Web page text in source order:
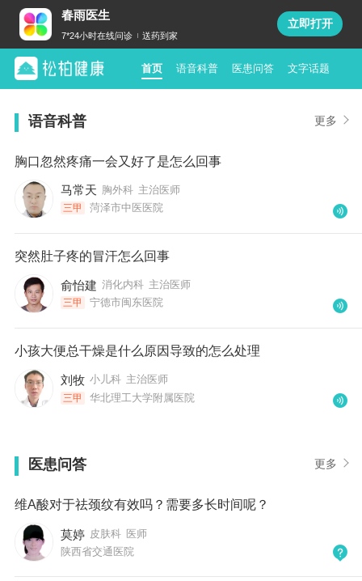
春雨医生
7*24小时在线问诊 送药到家
立即打开
首页 语音科普 医患问答 文字话题
语音科普 更多
胸口忽然疼痛一会又好了是怎么回事
马常天 胸外科 主治医师
三甲 菏泽市中医医院
突然肚子疼的冒汗怎么回事
俞怡建 消化内科 主治医师
三甲 宁德市闽东医院
小孩大便总干燥是什么原因导致的怎么处理
刘牧 小儿科 主治医师
三甲 华北理工大学附属医院
医患问答 更多
维A酸对于祛颈纹有效吗？需要多长时间呢？
莫婷 皮肤科 医师
陕西省交通医院